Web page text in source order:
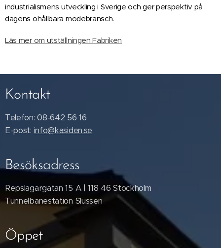
industrialismens utveckling i Sverige och ger perspektiv på
dagens ohållbara modebransch.
Läs mer om utställningen Fabriken
Kontakt
Telefon: 08-642 56 16
E-post: info@kasiden.se
Besöksadress
Repslagargatan 15 A | 118 46 Stockholm
Tunnelbanestation Slussen
Öppet